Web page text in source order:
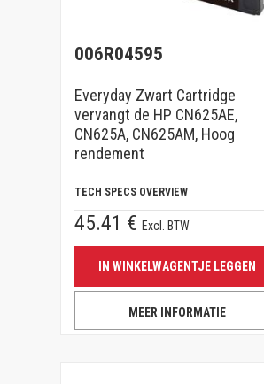
006R04595
Everyday Zwart Cartridge
vervangt de HP CN625AE,
CN625A, CN625AM, Hoog
rendement
TECH SPECS OVERVIEW
45.41 € Excl. BTW
IN WINKELWAGENTJE LEGGEN
MEER INFORMATIE